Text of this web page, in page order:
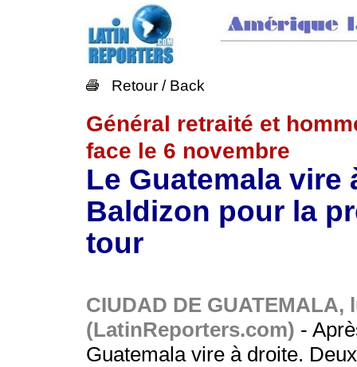
Retour / Back
Général retraité et
face le 6 novembre
Le Guatemala vire
Baldizon pour la
tour
CIUDAD DE GUATEMALA,
(LatinReporters.com) -
Guatemala vire à droite.